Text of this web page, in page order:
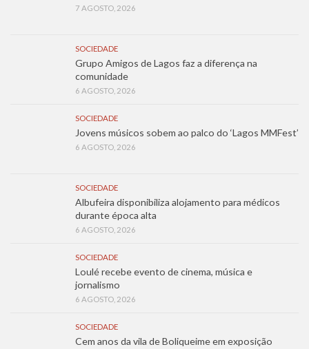
7 AGOSTO, 2026
SOCIEDADE
Grupo Amigos de Lagos faz a diferença na
comunidade
6 AGOSTO, 2026
SOCIEDADE
Jovens músicos sobem ao palco do ‘Lagos MMFest’
6 AGOSTO, 2026
SOCIEDADE
Albufeira disponibiliza alojamento para médicos
durante época alta
6 AGOSTO, 2026
SOCIEDADE
Loulé recebe evento de cinema, música e
jornalismo
6 AGOSTO, 2026
SOCIEDADE
Cem anos da vila de Boliqueime em exposição